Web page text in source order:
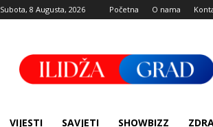
Subota, 8 Augusta, 2026 Početna O nama
Grad
VIJESTI SAVJETI SHOWBIZZ